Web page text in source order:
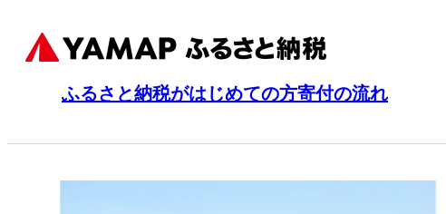
ふるさと納税がはじめての方寄付の流れ